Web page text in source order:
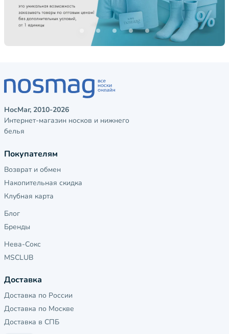
НосМаг, 2010-2026
Интернет-магазин носков и нижнего
белья
Покупателям
Возврат и обмен
Накопительная скидка
Клубная карта
Блог
Бренды
Нева-Сокс
MSCLUB
Доставка
Доставка по России
Доставка по Москве
Доставка в СПБ